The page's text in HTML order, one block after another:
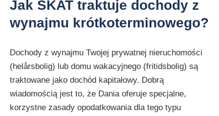
Jak SKAT traktuje dochody z
wynajmu krótkoterminowego?
Dochody z wynajmu Twojej prywatnej nieruchomości
(helårsbolig) lub domu wakacyjnego (fritidsbolig) są
traktowane jako dochód kapitałowy. Dobrą
wiadomością jest to, że Dania oferuje specjalne,
korzystne zasady opodatkowania dla tego typu